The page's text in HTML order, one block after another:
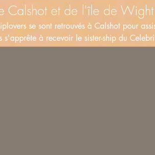
Calshot et de l'île de Wight
se sont retrouvés à Calshot pour
s'apprête à recevoir le sister-ship du